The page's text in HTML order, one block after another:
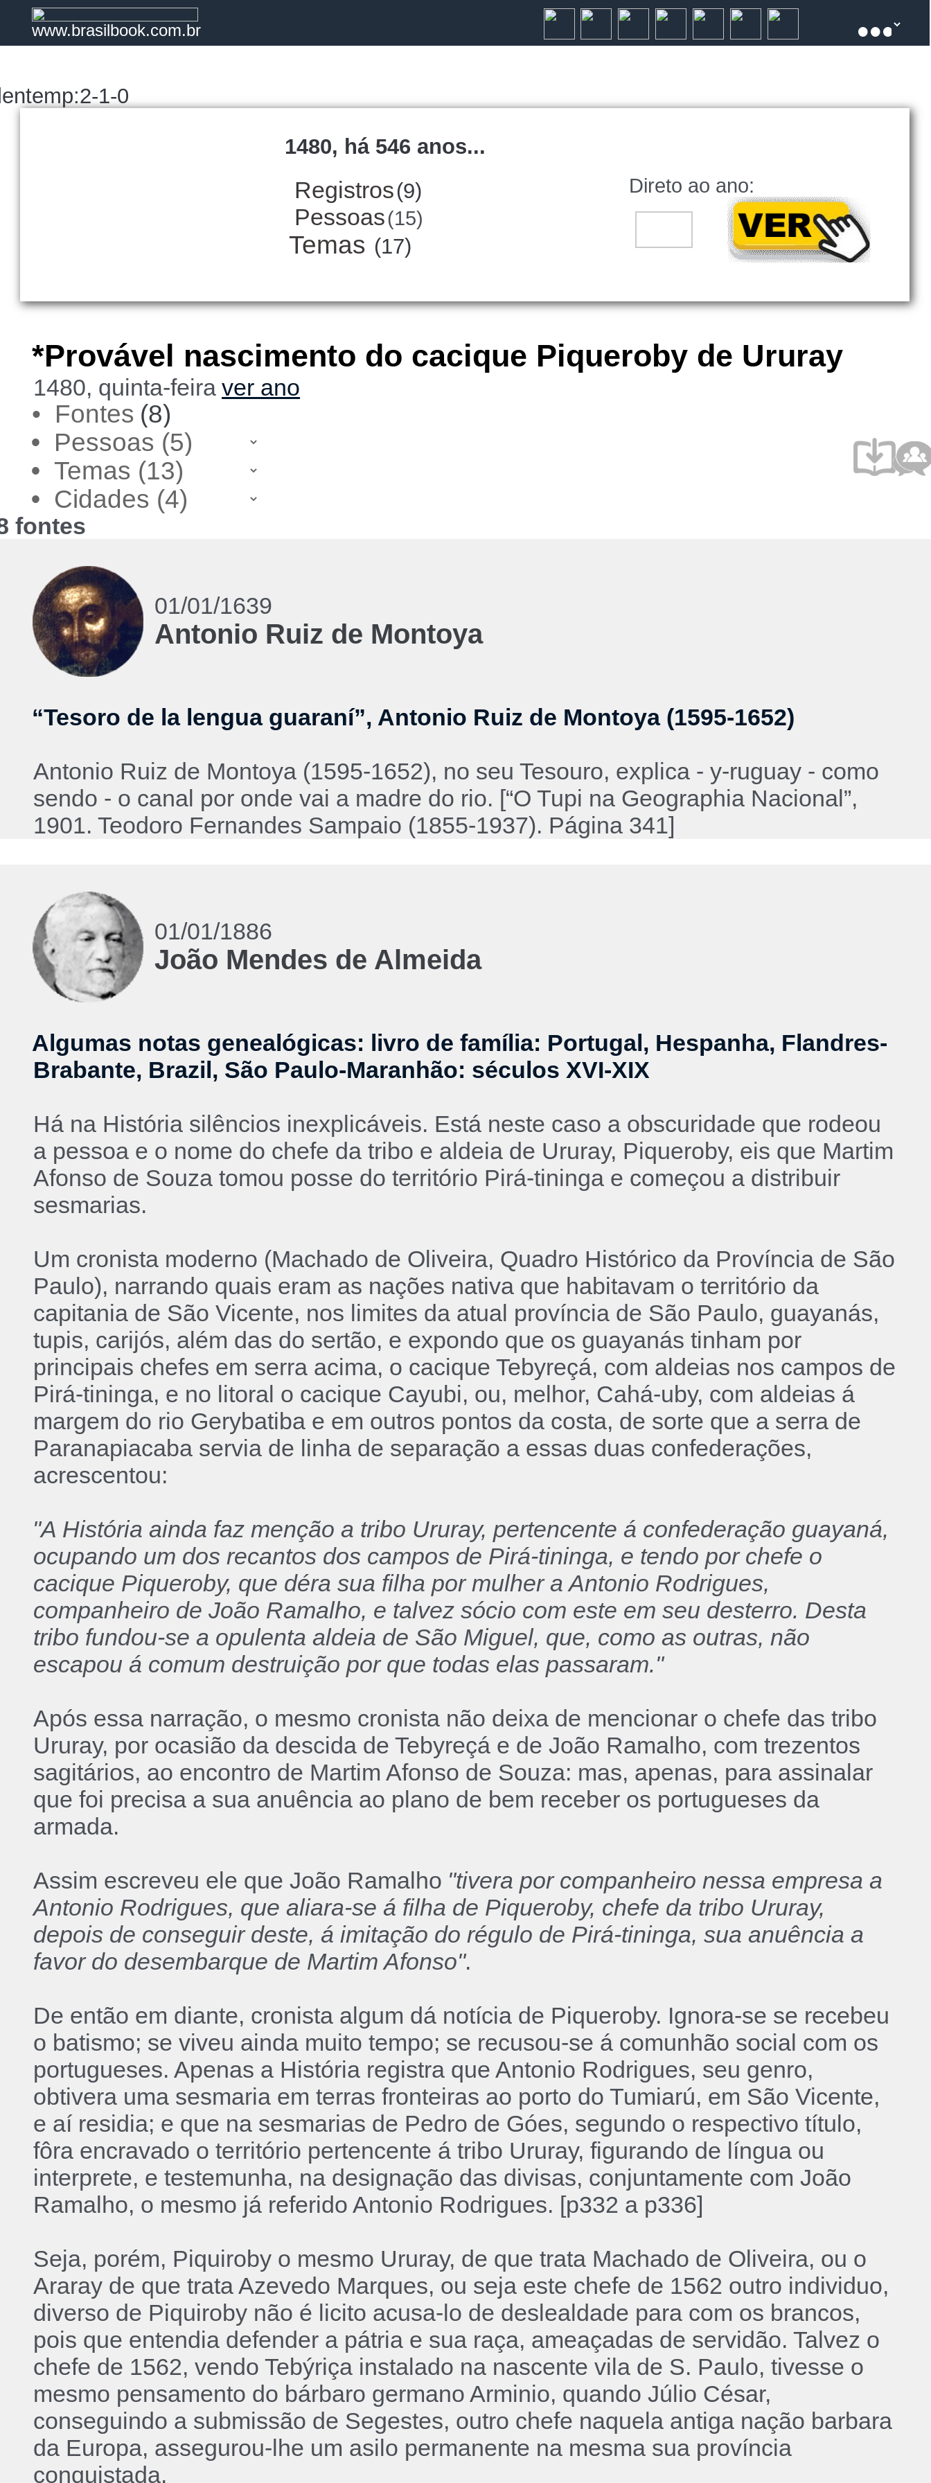
www.brasilbook.com.br
1-0
1480, há 546 anos...
Registros(9)
Pessoas(15)
Temas (17)
Direto ao ano:
*Provável nascimento do cacique Piqueroby de Ururay
1480, quinta-feiraver ano
• Fontes (8)
•
•
•
fontes
01/01/1639
Antonio Ruiz de Montoya
“Tesoro de la lengua guaraní”, Antonio Ruiz de Montoya (1595-1652)
Antonio Ruiz de Montoya (1595-1652), no seu Tesouro, explica - y-ruguay - como
sendo - o canal por onde vai a madre do rio. [“O Tupi na Geographia Nacional”,
1901. Teodoro Fernandes Sampaio (1855-1937). Página 341]
01/01/1886
João Mendes de Almeida
Algumas notas genealógicas: livro de família: Portugal, Hespanha, Flandres-
Brabante, Brazil, São Paulo-Maranhão: séculos XVI-XIX
Há na História silêncios inexplicáveis. Está neste caso a obscuridade que rodeou
a pessoa e o nome do chefe da tribo e aldeia de Ururay, Piqueroby, eis que Martim
Afonso de Souza tomou posse do território Pirá-tininga e começou a distribuir
sesmarias.
Um cronista moderno (Machado de Oliveira, Quadro Histórico da Província de São
Paulo), narrando quais eram as nações nativa que habitavam o território da
capitania de São Vicente, nos limites da atual província de São Paulo, guayanás,
tupis, carijós, além das do sertão, e expondo que os guayanás tinham por
principais chefes em serra acima, o cacique Tebyreçá, com aldeias nos campos de
Pirá-tininga, e no litoral o cacique Cayubi, ou, melhor, Cahá-uby, com aldeias á
margem do rio Gerybatiba e em outros pontos da costa, de sorte que a serra de
Paranapiacaba servia de linha de separação a essas duas confederações,
acrescentou:
"A História ainda faz menção a tribo Ururay, pertencente á confederação guayaná,
ocupando um dos recantos dos campos de Pirá-tininga, e tendo por chefe o
cacique Piqueroby, que déra sua filha por mulher a Antonio Rodrigues,
companheiro de João Ramalho, e talvez sócio com este em seu desterro. Desta
tribo fundou-se a opulenta aldeia de São Miguel, que, como as outras, não
escapou á comum destruição por que todas elas passaram."
Após essa narração, o mesmo cronista não deixa de mencionar o chefe das tribo
Ururay, por ocasião da descida de Tebyreçá e de João Ramalho, com trezentos
sagitários, ao encontro de Martim Afonso de Souza: mas, apenas, para assinalar
que foi precisa a sua anuência ao plano de bem receber os portugueses da
armada.
Assim escreveu ele que João Ramalho "tivera por companheiro nessa empresa a
Antonio Rodrigues, que aliara-se á filha de Piqueroby, chefe da tribo Ururay,
depois de conseguir deste, á imitação do régulo de Pirá-tininga, sua anuência a
favor do desembarque de Martim Afonso".
De então em diante, cronista algum dá notícia de Piqueroby. Ignora-se se recebeu
o batismo; se viveu ainda muito tempo; se recusou-se á comunhão social com os
portugueses. Apenas a História registra que Antonio Rodrigues, seu genro,
obtivera uma sesmaria em terras fronteiras ao porto do Tumiarú, em São Vicente,
e aí residia; e que na sesmarias de Pedro de Góes, segundo o respectivo título,
fôra encravado o território pertencente á tribo Ururay, figurando de língua ou
interprete, e testemunha, na designação das divisas, conjuntamente com João
Ramalho, o mesmo já referido Antonio Rodrigues. [p332 a p336]
Seja, porém, Piquiroby o mesmo Ururay, de que trata Machado de Oliveira, ou o
Araray de que trata Azevedo Marques, ou seja este chefe de 1562 outro individuo,
diverso de Piquiroby não é licito acusa-lo de deslealdade para com os brancos,
pois que entendia defender a pátria e sua raça, ameaçadas de servidão. Talvez o
chefe de 1562, vendo Tebýriça instalado na nascente vila de S. Paulo, tivesse o
mesmo pensamento do bárbaro germano Arminio, quando Júlio César,
conseguindo a submissão de Segestes, outro chefe naquela antiga nação barbara
da Europa, assegurou-lhe um asilo permanente na mesma sua província
conquistada.